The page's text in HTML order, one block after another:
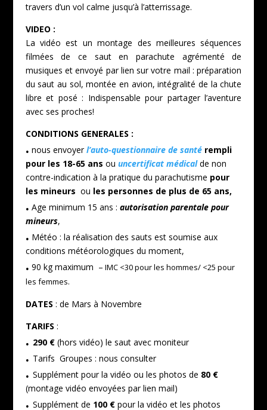
travers d’un vol calme jusqu’à l’atterrissage.
VIDEO :
La vidéo est un montage des meilleures séquences
filmées de ce saut en parachute agrémenté de
musiques et envoyé par lien sur votre mail : préparation
du saut au sol, montée en avion, intégralité de la chute
libre et posé : Indispensable pour partager l’aventure
avec ses proches!
CONDITIONS GENERALES :
. nous envoyerl’auto-questionnaire desantérempli
pour les 18-65 ans ou uncertificat médicalde non
contre-indication à la pratique du parachutisme pour
les mineurs ou les personnes de plus de 65 ans,
. Age minimum 15 ans : autorisation parentale pour
mineurs,
. Météo : la réalisation des sauts est soumise aux
conditions météorologiques du moment,
. 90 kg maximum – IMC <30 pour les hommes/ <25 pour
les femmes.
DATES : de Mars à Novembre
TARIFS :
. 290 €(hors vidéo) le saut avec moniteur
. Tarifs Groupes : nous consulter
. Supplément pour la vidéo ou les photos de 80 €
(montage vidéo envoyées par lien mail)
. Supplément de 100 €pour la vidéo et les photos